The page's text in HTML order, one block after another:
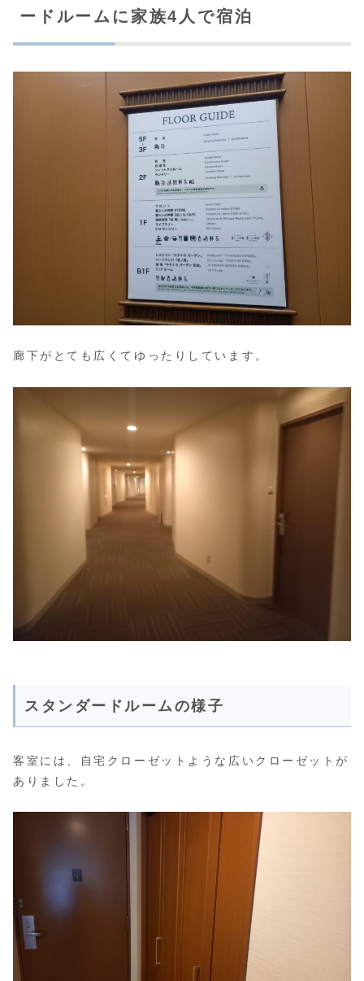
ードルームに家族4人で宿泊
廊下がとても広くてゆったりしています。
スタンダードルームの様子
客室には、自宅クローゼットような広いクローゼットが
ありました。